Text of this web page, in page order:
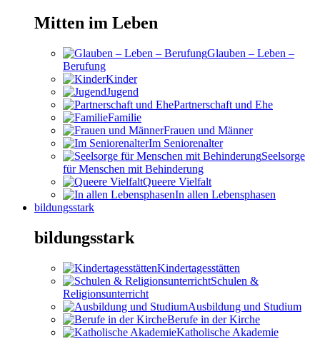
Mitten im Leben
Glauben – Leben –
Berufung
Kinder
Jugend
Partnerschaft und Ehe
Familie
Frauen und Männer
Im Seniorenalter
Seelsorge
für Menschen mit Behinderung
Queere Vielfalt
In allen Lebensphasen
bildungsstark
bildungsstark
Kindertagesstätten
Schulen &
Religionsunterricht
Ausbildung und Studium
Berufe in der Kirche
Katholische Akademie